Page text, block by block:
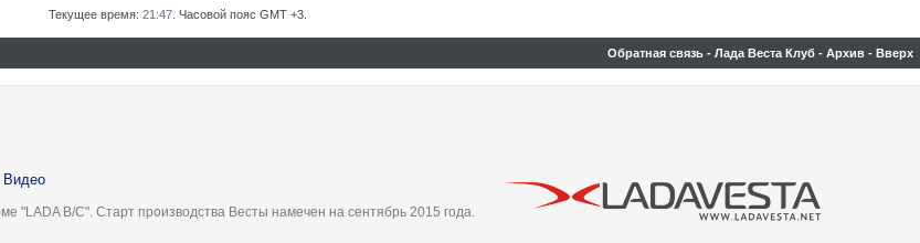
Текущее время: 21:47 . Часовой пояс GMT +3.
Обратная связь - Лада Веста Клуб - Архив - Вверх
Видео
B/C". Старт производства Весты намечен на сентябрь 2015 года.